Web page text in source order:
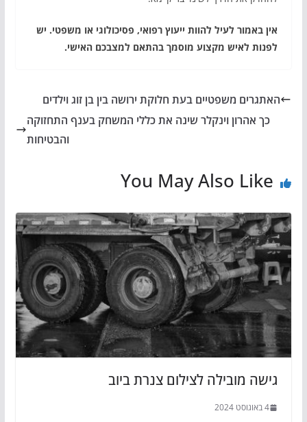
אין באמור לעיל להוות ייעוץ רפואי, פסיכולוגי או משפטי. יש
לפנות לאיש מקצוע מוסמך בהתאם למצבכם האישי.
האתגרים משפטיים בעת חלוקת ירושה בין בן זוג וילדים
כך אהרון וינקלר שינה את כללי המשחק בענף התחזוקה
והבטיחות
You May Also Like
גישה מובילה לצילום צנרת ביוב
4 באוגוסט 2024